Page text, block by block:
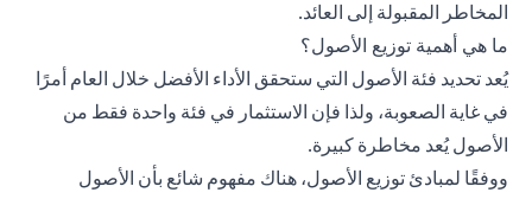
المخاطر المقبولة إلى العائد.
ما هي أهمية توزيع الأصول؟
يُعد تحديد فئة الأصول التي ستحقق الأداء الأفضل خلال العام أمرًا
في غاية الصعوبة، ولذا فإن الاستثمار في فئة واحدة فقط من
الأصول يُعد مخاطرة كبيرة.
ووفقًا لمبادئ توزيع الأصول، هناك مفهوم شائع بأن الأصول